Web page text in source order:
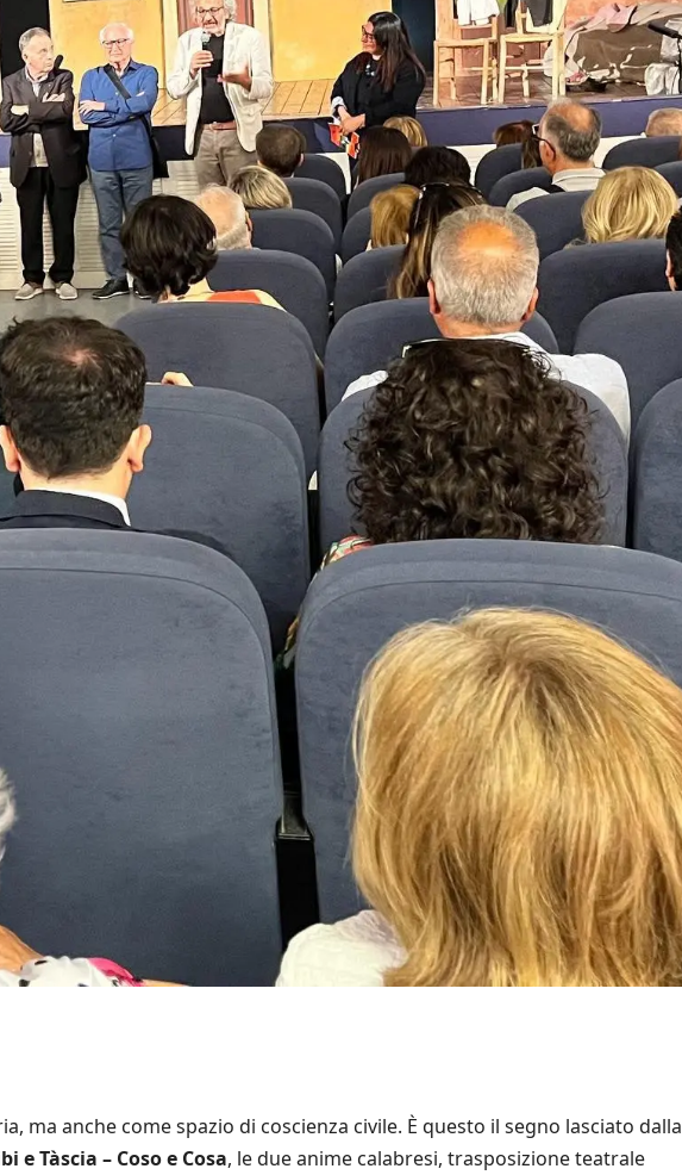
ma anche come spazio di coscienza civile. È questo il segno lasciato dalla
Tàscia – Coso e Cosa, le due anime calabresi, trasposizione teatrale